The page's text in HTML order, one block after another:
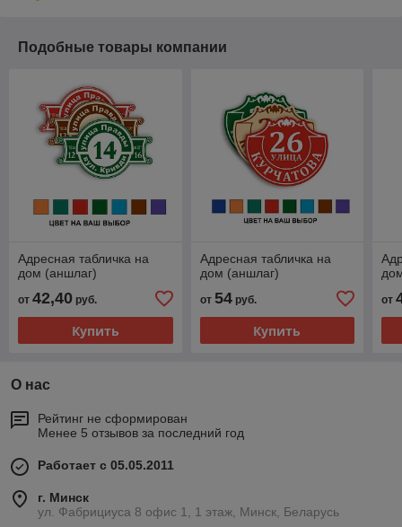
Подобные товары компании
Адресная табличка на
дом (аншлаг)
от 42,40 руб.
Купить
Адресная табличка на
дом (аншлаг)
от 54руб.
Купить
от
О нас
Рейтинг не сформирован
Менее 5 отзывов за последний год
Работает с 05.05.2011
г. Минск
ул. Фабрициуса 8 офис 1, 1 этаж, Минск, Беларусь